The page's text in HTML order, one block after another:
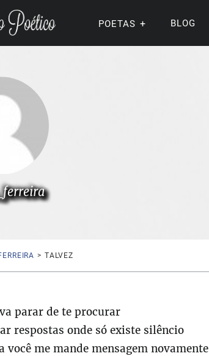
POETAS BLOG
> TALVEZ
parar de te procurar
respostas onde só existe silêncio
você me mande mensagem novamente